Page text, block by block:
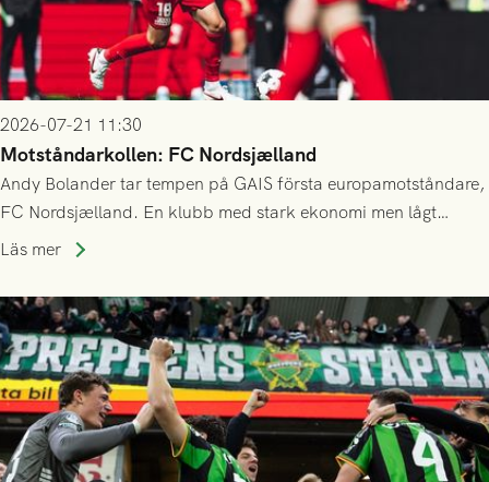
2026-07-21 11:30
Motståndarkollen: FC Nordsjælland
Andy Bolander tar tempen på GAIS första europamotståndare,
FC Nordsjælland. En klubb med stark ekonomi men lågt
publiksnitt, ett lag med både kollektiv styrka och individuell
Läs mer